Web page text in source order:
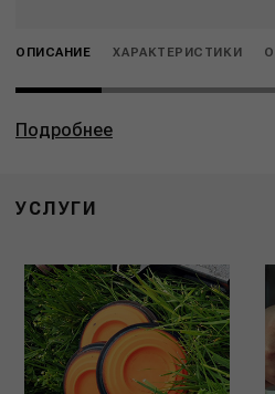
ОПИСАНИЕ ХАРАКТЕРИСТИКИ
Подробнее
УСЛУГИ